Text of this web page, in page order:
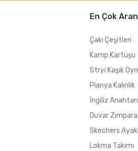
En Çok
Çakı Çeşitleri
Kamp Kartuşu
Stryi Kaşık
Planya Kalınlık
İngiliz Anahtarı
Duvar Zımpara
Skechers
Lokma Takımı